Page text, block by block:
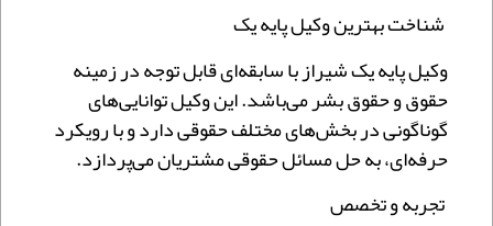
شناخت بهترین وکیل پایه یک
وکیل پایه یک شیراز با سابقه‌ای قابل توجه در زمینه
حقوق و حقوق بشر می‌باشد. این وکیل توانایی‌های
گوناگونی در بخش‌های مختلف حقوقی دارد و با رویکرد
حرفه‌ای، به حل مسائل حقوقی مشتریان می‌پردازد.
تجربه و تخصص